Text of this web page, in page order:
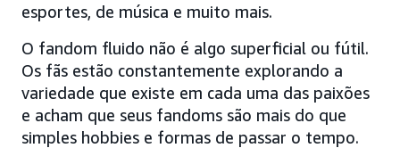
esportes, de música e muito mais.
O fandom fluido não é algo superficial ou fútil.
Os fãs estão constantemente explorando a
variedade que existe em cada uma das paixões
e acham que seus fandoms são mais do que
simples hobbies e formas de passar o tempo.